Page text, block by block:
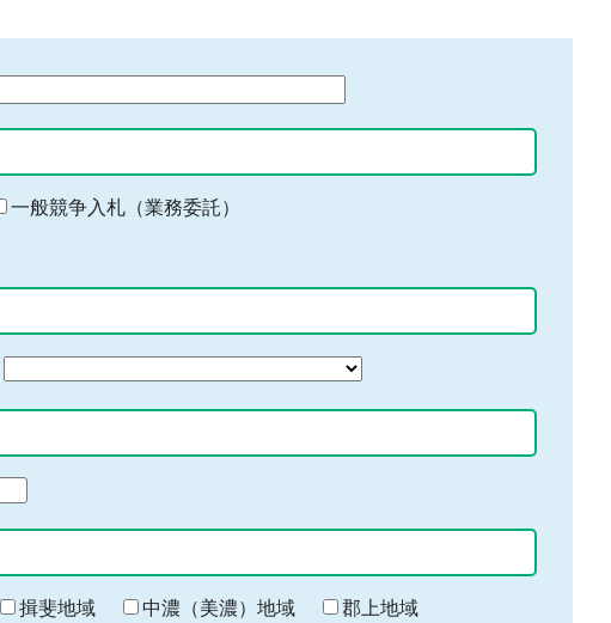
一般競争入札（業務委託）
揖斐地域 中濃（美濃）地域
郡上地域